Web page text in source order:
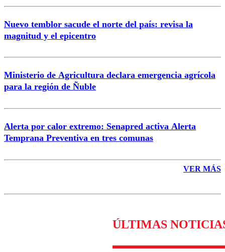
Nuevo temblor sacude el norte del país: revisa la
magnitud y el epicentro
Ministerio de Agricultura declara emergencia agrícola
para la región de Ñuble
Alerta por calor extremo: Senapred activa Alerta
Temprana Preventiva en tres comunas
VER MÁS
ÚLTIMAS